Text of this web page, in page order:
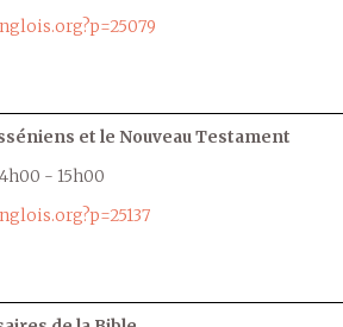
et le Nouveau Testament
- 15h00